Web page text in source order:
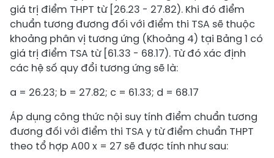
giá trị điểm THPT từ [26.23 - 27.82). Khi đó điểm
chuẩn tương đương đối với điểm thi TSA sẽ thuộc
khoảng phân vị tương ứng (Khoảng 4) tại Bảng 1 có
giá trị điểm TSA từ [61.33 - 68.17). Từ đó xác định
các hệ số quy đổi tương ứng sẽ là:
a = 26.23; b = 27.82; c = 61.33; d = 68.17
Áp dụng công thức nội suy tính điểm chuẩn tương
đương đối với điểm thi TSA y từ điểm chuẩn THPT
theo tổ hợp A00 x = 27 sẽ được tính như sau: